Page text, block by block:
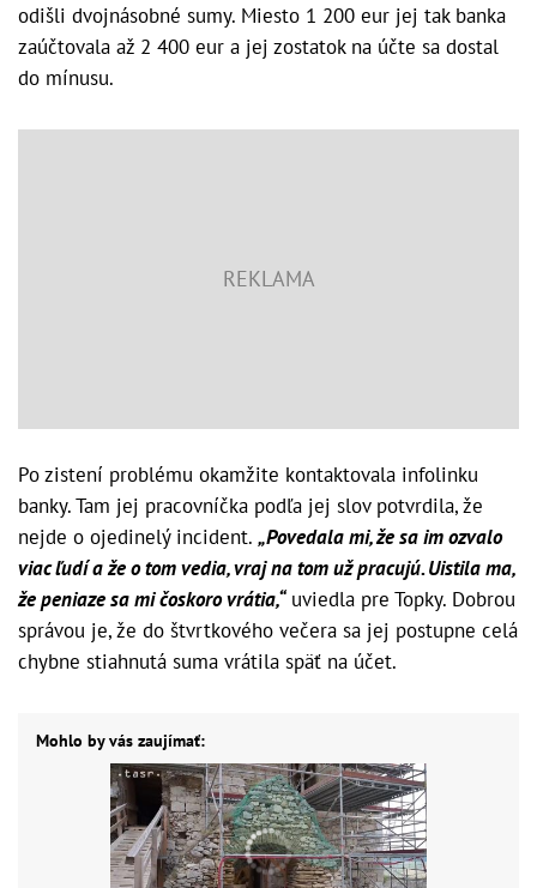
odišli dvojnásobné sumy. Miesto 1 200 eur jej tak banka
zaúčtovala až 2 400 eur a jej zostatok na účte sa dostal
do mínusu.
Po zistení problému okamžite kontaktovala infolinku
banky. Tam jej pracovníčka podľa jej slov potvrdila, že
nejde o ojedinelý incident. „Povedala mi, že sa im ozvalo
viac ľudí a že o tom vedia, vraj na tom už pracujú. Uistila ma,
že peniaze sa mi čoskoro vrátia,“uviedla pre Topky. Dobrou
správou je, že do štvrtkového večera sa jej postupne celá
chybne stiahnutá suma vrátila späť na účet.
Mohlo by vás zaujímať: